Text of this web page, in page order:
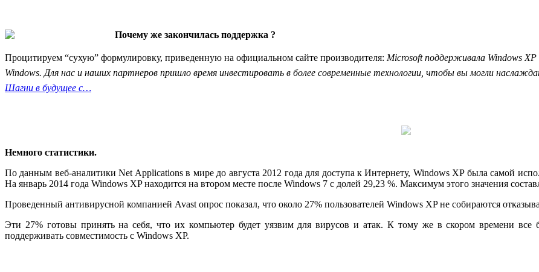
Почему же закончилась поддержка ?
Процитируем “сухую” формулировку, приведенную на официальном сайте производителя: Microsoft поддерживала Windows
Windows. Для нас и наших партнеров пришло время инвестировать в более современные технологии, чтобы вы могли
Шагни в будущее с…
Немного статистики.
По данным веб-аналитики Net Applications в мире до августа 2012 года для доступа к Интернету, Windows XP была самой
На январь 2014 года Windows XP находится на втором месте после Windows 7 с долей 29,23 %. Максимум этого значения
Проведенный антивирусной компанией Avast опрос показал, что около 27% пользователей Windows XP не собираются
Эти 27% готовы принять на себя, что их компьютер будет уязвим для вирусов и атак. К тому же в скором времени все
поддерживать совместимость с Windows XP.